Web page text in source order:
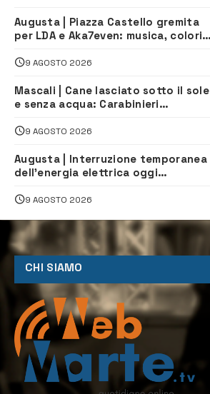
Augusta | Piazza Castello gremita
per LDA e Aka7even: musica, colori
9 AGOSTO 2026
Mascali | Cane lasciato sotto il sole
e senza acqua: Carabinieri
9 AGOSTO 2026
Augusta | Interruzione temporanea
dell’energia elettrica oggi
lavori
9 AGOSTO 2026
CHI SIAMO